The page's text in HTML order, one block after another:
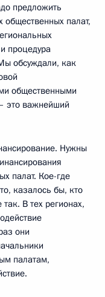
предложить
общественных палат,
процедура
обсуждали, как
общественными
это важнейший
Нужны
палат. Кое-где
казалось бы, кто
так. В тех регионах,
они
палатам,